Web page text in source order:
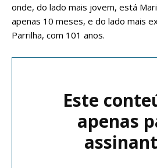
onde, do lado mais jovem, está
apenas 10 meses, e do lado mais
Parrilha, com 101 anos.
Este
apenas